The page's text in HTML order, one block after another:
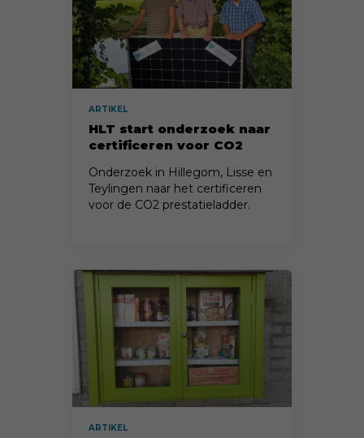
ARTIKEL
HLT start onderzoek naar
certificeren voor CO2
Onderzoek in Hillegom, Lisse en
Teylingen naar het certificeren
voor de CO2 prestatieladder.
ARTIKEL